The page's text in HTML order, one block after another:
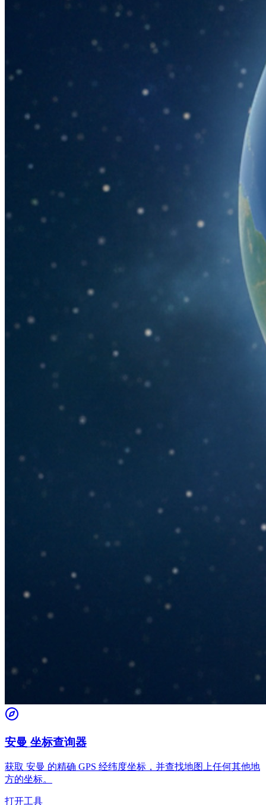
安曼 坐标查询器
获取 安曼 的精确 GPS 经纬度坐标，并查找地图上任何其他地
方的坐标。
打开工具